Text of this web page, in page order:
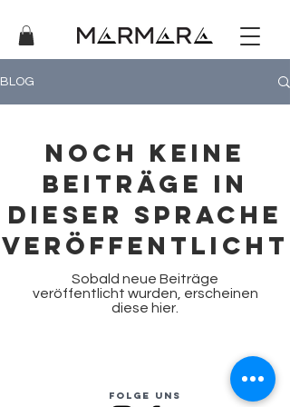
BLOG
Noch keine
Beiträge in
dieser Sprache
veröffentlicht
Sobald neue Beiträge
veröffentlicht wurden, erscheinen
diese hier.
FOLGE UNS